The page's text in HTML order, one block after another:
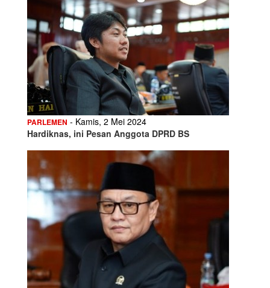
PARLEMEN - Kamis, 2 Mei 2024
Hardiknas, ini Pesan Anggota DPRD BS